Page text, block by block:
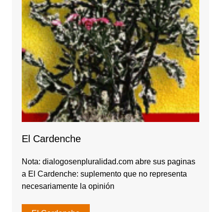
El Cardenche
Nota: dialogosenpluralidad.com abre sus paginas
a El Cardenche: suplemento que no representa
necesariamente la opinión